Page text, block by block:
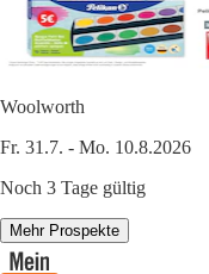
Woolworth
Fr. 31.7. - Mo. 10.8.2026
Noch 3 Tage gültig
Mehr Prospekte